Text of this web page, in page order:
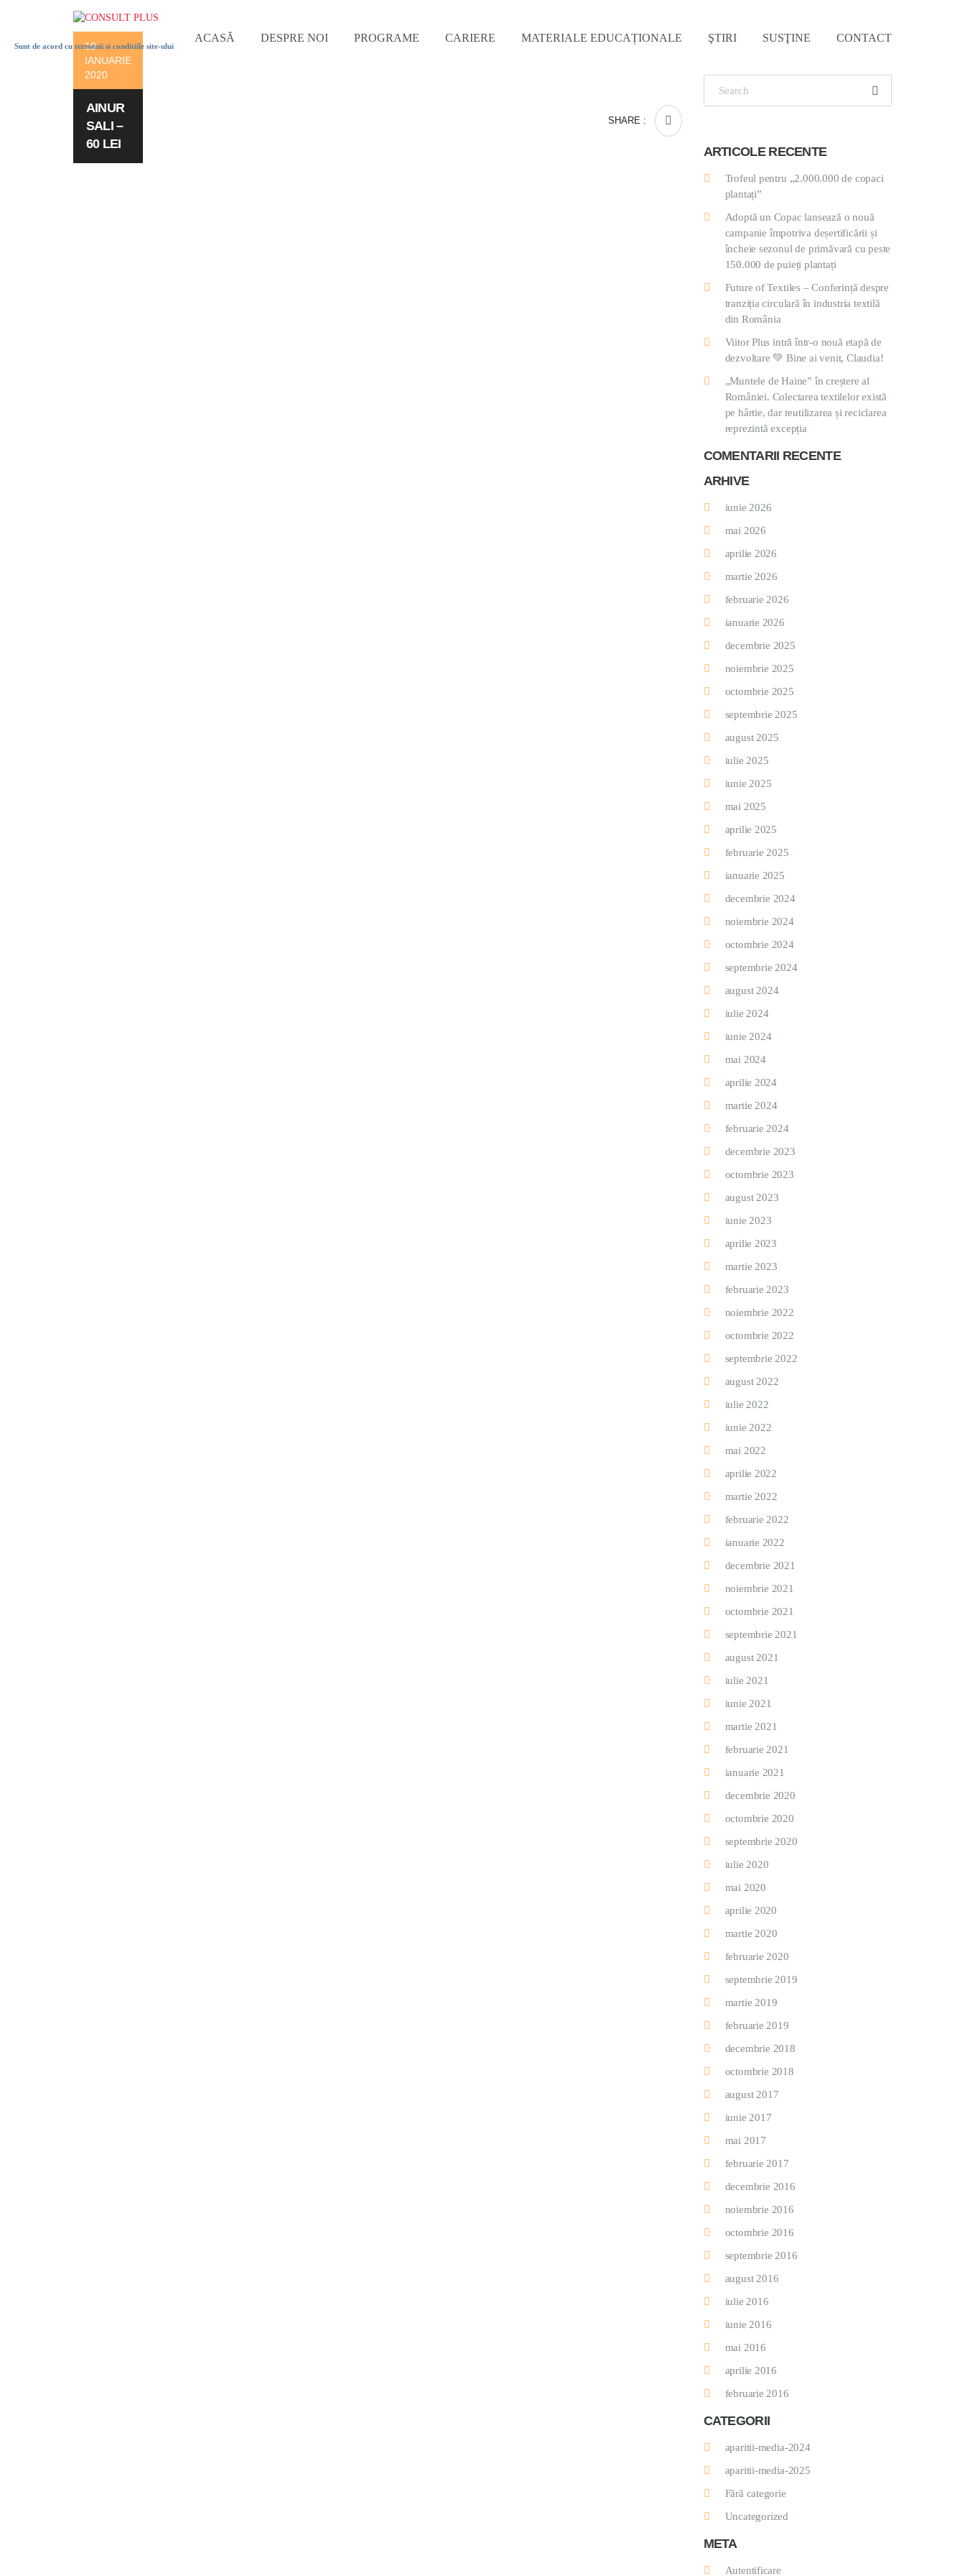
ACASĂ DESPRE NOI PROGRAME CARIERE MATERIALE EDUCAȚIONALE ŞTIRI SUSŢINE CONTACT
10
IANUARIE
2020
AINUR
SALI –
60 LEI
SHARE :
ARTICOLE RECENTE
Trofeul pentru „2.000.000 de copaci
plantați”
Adoptă un Copac lansează o nouă
campanie împotriva deșertificării și
încheie sezonul de primăvară cu peste
150.000 de puieți plantați
Future of Textiles – Conferință despre
tranziția circulară în industria textilă
din România
Viitor Plus intră într-o nouă etapă de
dezvoltare 💚 Bine ai venit, Claudia!
„Muntele de Haine” în creștere al
României. Colectarea textilelor există
pe hârtie, dar reutilizarea și reciclarea
reprezintă excepția
COMENTARII RECENTE
ARHIVE
iunie 2026
mai 2026
aprilie 2026
martie 2026
februarie 2026
ianuarie 2026
decembrie 2025
noiembrie 2025
octombrie 2025
septembrie 2025
august 2025
iulie 2025
iunie 2025
mai 2025
aprilie 2025
februarie 2025
ianuarie 2025
decembrie 2024
noiembrie 2024
octombrie 2024
septembrie 2024
august 2024
iulie 2024
iunie 2024
mai 2024
aprilie 2024
martie 2024
februarie 2024
decembrie 2023
octombrie 2023
august 2023
iunie 2023
aprilie 2023
martie 2023
februarie 2023
noiembrie 2022
octombrie 2022
septembrie 2022
august 2022
iulie 2022
iunie 2022
mai 2022
aprilie 2022
martie 2022
februarie 2022
ianuarie 2022
decembrie 2021
noiembrie 2021
octombrie 2021
septembrie 2021
august 2021
iulie 2021
iunie 2021
martie 2021
februarie 2021
ianuarie 2021
decembrie 2020
octombrie 2020
septembrie 2020
iulie 2020
mai 2020
aprilie 2020
martie 2020
februarie 2020
septembrie 2019
martie 2019
februarie 2019
decembrie 2018
octombrie 2018
august 2017
iunie 2017
mai 2017
februarie 2017
decembrie 2016
noiembrie 2016
octombrie 2016
septembrie 2016
august 2016
iulie 2016
iunie 2016
mai 2016
aprilie 2016
februarie 2016
CATEGORII
aparitii-media-2024
aparitii-media-2025
Fără categorie
Uncategorized
META
Autentificare
Sunt de acord cu termenii si conditiile site-ului